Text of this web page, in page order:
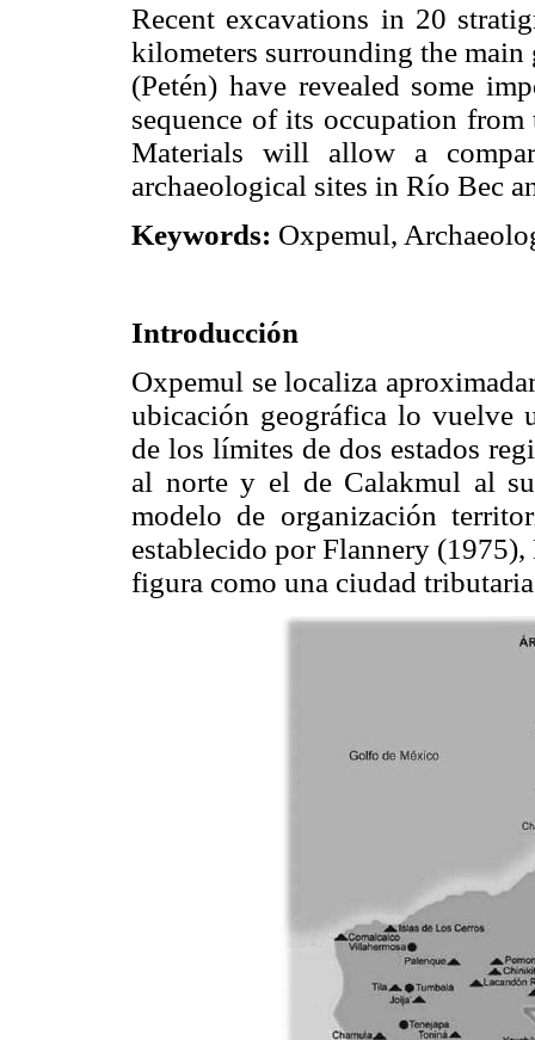
Recent excavations in 20
kilometers surrounding the
(Petén) have revealed some
sequence of its occupation
Materials will allow a
archaeological sites in Río Bec
Keywords: Oxpemul,
Introducción
Oxpemul se localiza
ubicación geográfica lo vuelve
de los límites de dos estados
al norte y el de Calakmul al
modelo de organización
establecido por Flannery
figura como una ciudad